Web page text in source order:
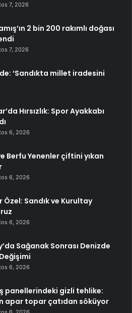
7, 2026
2 bin 200 rakımlı doğası
7, 2026
‘Sandıkta millet iradesini
Hırsızlık: Spor Ayakkabı
6, 2026
Berfu Yenenler çiftini yıkan
6, 2026
Özel: Sandık ve Kurultay
6, 2026
Sağanak Sonrası Denizde
6, 2026
panellerindeki gizli tehlike:
apar topar çatıdan söküyor